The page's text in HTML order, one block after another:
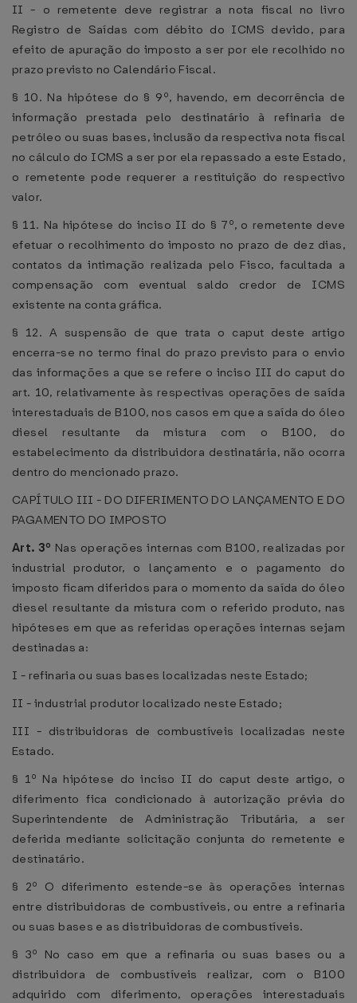
II - o remetente deve registrar a nota fiscal no livro
Registro de Saídas com débito do ICMS devido, para
efeito de apuração do imposto a ser por ele recolhido no
prazo previsto no Calendário Fiscal.
§ 10. Na hipótese do § 9º, havendo, em decorrência de
informação prestada pelo destinatário à refinaria de
petróleo ou suas bases, inclusão da respectiva nota fiscal
no cálculo do ICMS a ser por ela repassado a este Estado,
o remetente pode requerer a restituição do respectivo
valor.
§ 11. Na hipótese do inciso II do § 7º, o remetente deve
efetuar o recolhimento do imposto no prazo de dez dias,
contatos da intimação realizada pelo Fisco, facultada a
compensação com eventual saldo credor de ICMS
existente na conta gráfica.
§ 12. A suspensão de que trata o caput deste artigo
encerra-se no termo final do prazo previsto para o envio
das informações a que se refere o inciso III do caput do
art. 10, relativamente às respectivas operações de saída
interestaduais de B100, nos casos em que a saída do óleo
diesel resultante da mistura com o B100, do
estabelecimento da distribuidora destinatária, não ocorra
dentro do mencionado prazo.
CAPÍTULO III - DO DIFERIMENTO DO LANÇAMENTO E DO
PAGAMENTO DO IMPOSTO
Art. 3º Nas operações internas com B100, realizadas por
industrial produtor, o lançamento e o pagamento do
imposto ficam diferidos para o momento da saída do óleo
diesel resultante da mistura com o referido produto, nas
hipóteses em que as referidas operações internas sejam
destinadas a:
I - refinaria ou suas bases localizadas neste Estado;
II - industrial produtor localizado neste Estado;
III - distribuidoras de combustíveis localizadas neste
Estado.
§ 1º Na hipótese do inciso II do caput deste artigo, o
diferimento fica condicionado à autorização prévia do
Superintendente de Administração Tributária, a ser
deferida mediante solicitação conjunta do remetente e
destinatário.
§ 2º O diferimento estende-se às operações internas
entre distribuidoras de combustíveis, ou entre a refinaria
ou suas bases e as distribuidoras de combustíveis.
§ 3º No caso em que a refinaria ou suas bases ou a
distribuidora de combustíveis realizar, com o B100
adquirido com diferimento, operações interestaduais